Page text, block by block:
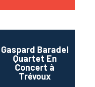
Gaspard Baradel
Quartet En
Concert à
Trévoux